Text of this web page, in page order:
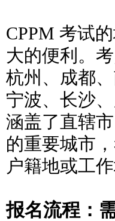
CPPM 考试
大的便利。
杭州、成都
宁波、长沙
涵盖了直辖
的重要城市
户籍地或工
报名流程：